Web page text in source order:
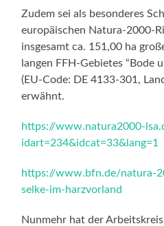
Zudem sei als besonderes
europäischen Natura-2000-
insgesamt ca. 151,00 ha
langen FFH-Gebietes “Bode
(EU-Code: DE 4133-301,
erwähnt.
https://www.natura2000-
idart=234&idcat=33&lang=1
https://www.bfn.de/natura-
selke-im-harzvorland
Nunmehr hat der